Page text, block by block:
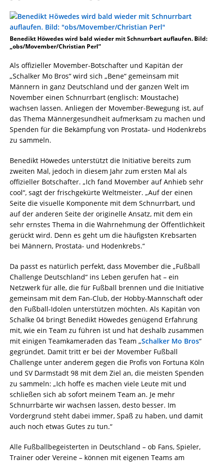
Benedikt Höwedes wird bald wieder mit Schnurrbart auflaufen. Bild:
„obs/Movember/Christian Perl“
Als offizieller Movember-Botschafter und Kapitän der
„Schalker Mo Bros“ wird sich „Bene“ gemeinsam mit
Männern in ganz Deutschland und der ganzen Welt im
November einen Schnurrbart (englisch: Moustache)
wachsen lassen. Anliegen der Movember-Bewegung ist, auf
das Thema Männergesundheit aufmerksam zu machen und
Spenden für die Bekämpfung von Prostata- und Hodenkrebs
zu sammeln.
Benedikt Höwedes unterstützt die Initiative bereits zum
zweiten Mal, jedoch in diesem Jahr zum ersten Mal als
offizieller Botschafter. „Ich fand Movember auf Anhieb sehr
cool“, sagt der frischgekürte Weltmeister. „Auf der einen
Seite die visuelle Komponente mit dem Schnurrbart, und
auf der anderen Seite der originelle Ansatz, mit dem ein
sehr ernstes Thema in die Wahrnehmung der Öffentlichkeit
gerückt wird. Denn es geht um die häufigsten Krebsarten
bei Männern, Prostata- und Hodenkrebs.“
Da passt es natürlich perfekt, dass Movember die „Fußball
Challenge Deutschland“ ins Leben gerufen hat – ein
Netzwerk für alle, die für Fußball brennen und die Initiative
gemeinsam mit dem Fan-Club, der Hobby-Mannschaft oder
den Fußball-Idolen unterstützen möchten. Als Kapitän von
Schalke 04 bringt Benedikt Höwedes genügend Erfahrung
mit, wie ein Team zu führen ist und hat deshalb zusammen
mit einigen Teamkameraden das Team „Schalker Mo Bros“
gegründet. Damit tritt er bei der Movember Fußball
Challenge unter anderem gegen die Profis von Fortuna Köln
und SV Darmstadt 98 mit dem Ziel an, die meisten Spenden
zu sammeln: „Ich hoffe es machen viele Leute mit und
schließen sich ab sofort meinem Team an. Je mehr
Schnurrbärte wir wachsen lassen, desto besser. Im
Vordergrund steht dabei immer, Spaß zu haben, und damit
auch noch etwas Gutes zu tun.“
Alle Fußballbegeisterten in Deutschland – ob Fans, Spieler,
Trainer oder Vereine – können mit eigenen Teams am